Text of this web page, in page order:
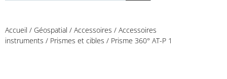
Accueil / Géospatial / Accessoires / Accessoires
instruments / Prismes et cibles / Prisme 360° AT-P 1